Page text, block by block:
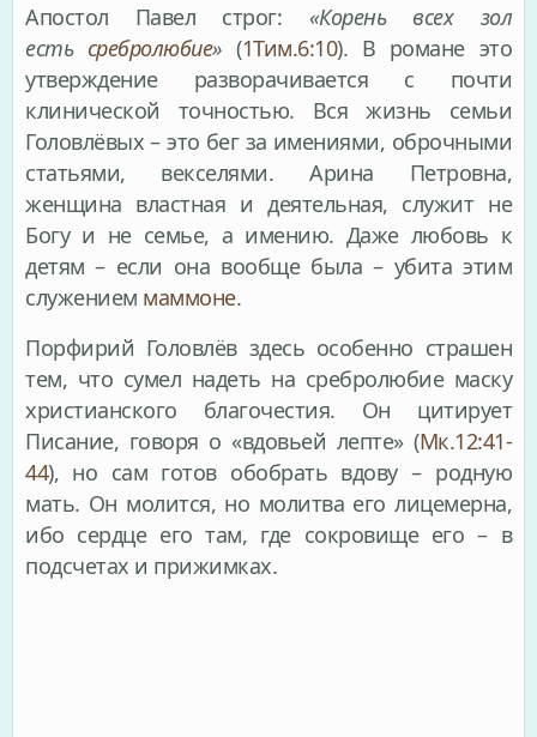
Апостол Павел строг: «Корень всех зол
есть сребролюбие» (1Тим.6:10). В романе это
утверждение разворачивается с почти
клинической точностью. Вся жизнь семьи
Головлёвых – это бег за имениями, оброчными
статьями, векселями. Арина Петровна,
женщина властная и деятельная, служит не
Богу и не семье, а имению. Даже любовь к
детям – если она вообще была – убита этим
служением маммоне.
Порфирий Головлёв здесь особенно страшен
тем, что сумел надеть на сребролюбие маску
христианского благочестия. Он цитирует
Писание, говоря о «вдовьей лепте» (Мк.12:41-
44), но сам готов обобрать вдову – родную
мать. Он молится, но молитва его лицемерна,
ибо сердце его там, где сокровище его – в
подсчетах и прижимках.